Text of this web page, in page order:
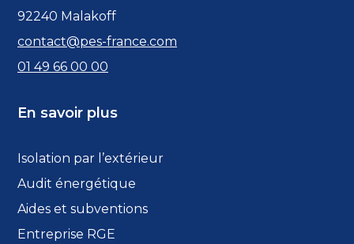
92240 Malakoff
contact@pes-france.com
01 49 66 00 00
En savoir plus
Isolation par l’extérieur
Audit énergétique
Aides et subventions
Entreprise RGE